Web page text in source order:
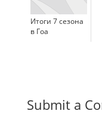
Итоги 7 сезона
в Гоа
Submit a